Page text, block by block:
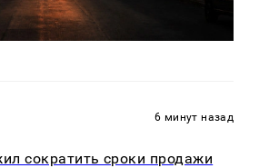
6 минут назад
сократить сроки продажи